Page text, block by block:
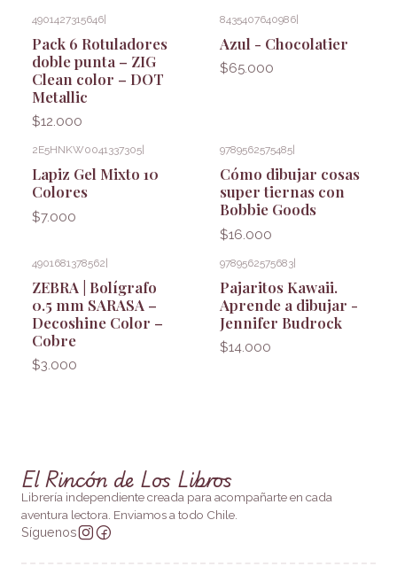
4901427315646|
Pack 6 Rotuladores
doble punta – ZIG
Clean color – DOT
Metallic
$12.000
8435407640986|
Azul - Chocolatier
$65.000
2E5HNKW0041337305
Lapiz Gel Mixto 10
Colores
$7.000
9789562575485
Cómo dibujar cosas
super tiernas con
Bobbie Goods
$16.000
4901681378562|
ZEBRA | Bolígrafo
0.5 mm SARASA –
Decoshine Color –
Cobre
$3.000
9789562575683|
Pajaritos Kawaii.
Aprende a dibujar -
Jennifer Budrock
$14.000
El Rincón de Los Libros
Librería independiente creada para acompañarte en cada
aventura lectora. Enviamos a todo Chile.
Síguenos